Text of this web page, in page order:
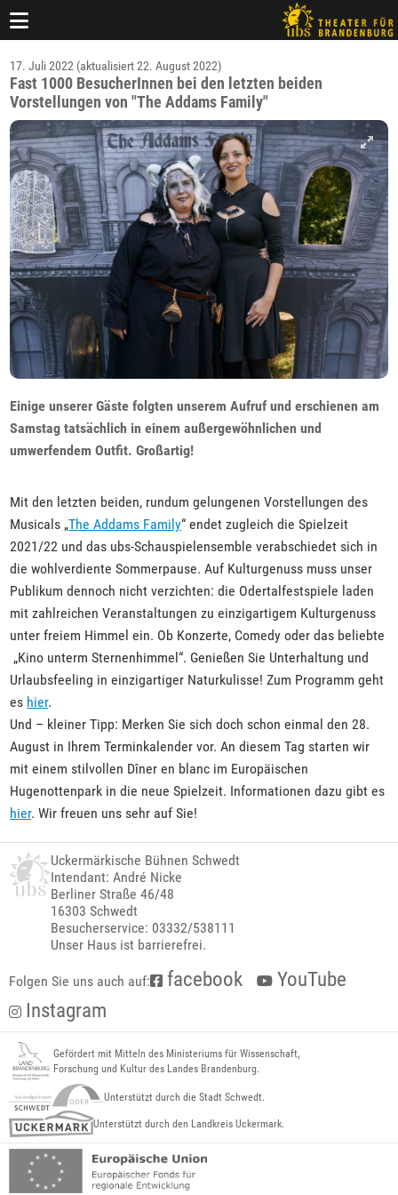
17. Juli 2022 (aktualisiert 22. August 2022)
Fast 1000 BesucherInnen bei den letzten beiden
Vorstellungen von "The Addams Family"
Einige unserer Gäste folgten unserem Aufruf und erschienen am
Samstag tatsächlich in einem außergewöhnlichen und
umwerfendem Outfit. Großartig!
Mit den letzten beiden, rundum gelungenen Vorstellungen des
Musicals „The Addams Family“ endet zugleich die Spielzeit
2021/22 und das ubs-Schauspielensemble verabschiedet sich in
die wohlverdiente Sommerpause. Auf Kulturgenuss muss unser
Publikum dennoch nicht verzichten: die Odertalfestspiele laden
mit zahlreichen Veranstaltungen zu einzigartigem Kulturgenuss
unter freiem Himmel ein. Ob Konzerte, Comedy oder das beliebte
„Kino unterm Sternenhimmel“. Genießen Sie Unterhaltung und
Urlaubsfeeling in einzigartiger Naturkulisse! Zum Programm geht
es hier.
Und – kleiner Tipp: Merken Sie sich doch schon einmal den 28.
August in Ihrem Terminkalender vor. An diesem Tag starten wir
mit einem stilvollen Dîner en blanc im Europäischen
Hugenottenpark in die neue Spielzeit. Informationen dazu gibt es
hier. Wir freuen uns sehr auf Sie!
Uckermärkische Bühnen Schwedt
Intendant: André Nicke
Berliner Straße 46/48
16303 Schwedt
Besucherservice: 03332/538111
Unser Haus ist barrierefrei.
Folgen Sie uns auch auf: facebook
YouTube
Instagram
Gefördert mit Mitteln des Ministeriums für Wissenschaft,
Forschung und Kultur des Landes Brandenburg.
Unterstützt durch die Stadt Schwedt.
Unterstützt durch den Landkreis Uckermark.